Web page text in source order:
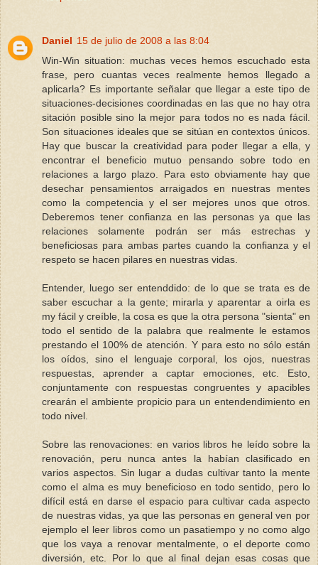
Daniel 15 de julio de 2008 a las 8:04
Win-Win situation: muchas veces hemos escuchado esta
frase, pero cuantas veces realmente hemos llegado a
aplicarla? Es importante señalar que llegar a este tipo de
situaciones-decisiones coordinadas en las que no hay otra
sitación posible sino la mejor para todos no es nada fácil.
Son situaciones ideales que se sitúan en contextos únicos.
Hay que buscar la creatividad para poder llegar a ella, y
encontrar el beneficio mutuo pensando sobre todo en
relaciones a largo plazo. Para esto obviamente hay que
desechar pensamientos arraigados en nuestras mentes
como la competencia y el ser mejores unos que otros.
Deberemos tener confianza en las personas ya que las
relaciones solamente podrán ser más estrechas y
beneficiosas para ambas partes cuando la confianza y el
respeto se hacen pilares en nuestras vidas.
Entender, luego ser entenddido: de lo que se trata es de
saber escuchar a la gente; mirarla y aparentar a oirla es
my fácil y creíble, la cosa es que la otra persona "sienta" en
todo el sentido de la palabra que realmente le estamos
prestando el 100% de atención. Y para esto no sólo están
los oídos, sino el lenguaje corporal, los ojos, nuestras
respuestas, aprender a captar emociones, etc. Esto,
conjuntamente con respuestas congruentes y apacibles
crearán el ambiente propicio para un entendendimiento en
todo nivel.
Sobre las renovaciones: en varios libros he leído sobre la
renovación, peru nunca antes la habían clasificado en
varios aspectos. Sin lugar a dudas cultivar tanto la mente
como el alma es muy beneficioso en todo sentido, pero lo
difícil está en darse el espacio para cultivar cada aspecto
de nuestras vidas, ya que las personas en general ven por
ejemplo el leer libros como un pasatiempo y no como algo
que los vaya a renovar mentalmente, o el deporte como
diversión, etc. Por lo que al final dejan esas cosas que